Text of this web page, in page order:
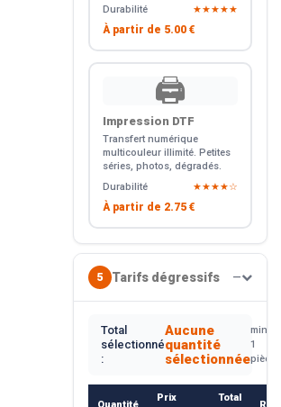
Durabilité
★★★★★
À partir de 5.00 €
🖨️
Impression DTF
Transfert numérique
multicouleur illimité. Petites
séries, photos, dégradés.
Durabilité
★★★★☆
À partir de 2.75 €
5 Tarifs dégressifs —
Total
sélectionné
:
Aucune
quantité
sélectionnée
min.
1
pièce
Quantité
Prix
Total